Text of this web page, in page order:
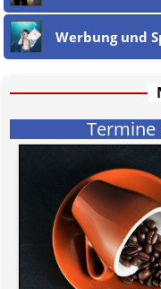
Werbung und
Termine